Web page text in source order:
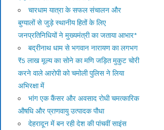
चारधाम यात्रा के सफल संचालन और
बुग्यालों से जुड़े स्थानीय हितों के लिए
जनप्रतिनिधियों ने मुख्यमंत्री का जताया आभार*
बद्रीनाथ धाम से भगवान नारायण का लगभग
₹5 लाख मूल्य का सोने का मणि जड़ित मुकुट चोरी
करने वाले आरोपी को चमोली पुलिस ने लिया
अभिरक्षा में
भांग एक कैंसर और अवसाद रोधी चमत्कारिक
औषधि और प्राणवायु उत्पादक पौधा
देहरादून में बन रही देश की पांचवीं साइंस